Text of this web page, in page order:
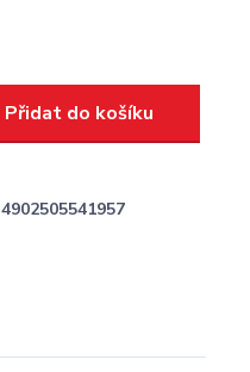
Přidat do košíku
4902505541957